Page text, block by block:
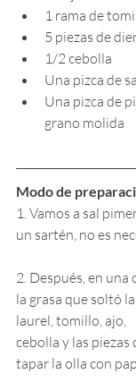
1 rama de
5 piezas de
1/2 cebolla
Una pizca de
Una pizca de
grano molida
Modo de
1. Vamos a sal
un sartén, no es
2. Después, en una
la grasa que soltó
laurel, tomillo, ajo,
cebolla y las piezas
tapar la olla con